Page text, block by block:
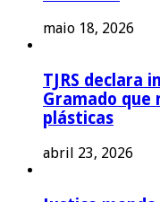
maio 18, 2026
TJRS declara
Gramado que
plásticas
abril 23, 2026